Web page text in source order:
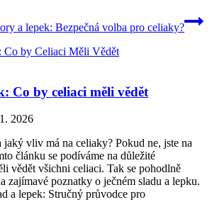
a lepek: Bezpečná volba pro celiaky?
Co by celiaci měli vědět
2026
vliv má na celiaky?‍ Pokud ne, jste na
článku se podíváme ‌na‌ důležité
vědět všichni celiaci. Tak se pohodlně
zajímavé poznatky‍ o ječném sladu‍ a lepku.
⁤a lepek: ​Stručný průvodce⁤ pro